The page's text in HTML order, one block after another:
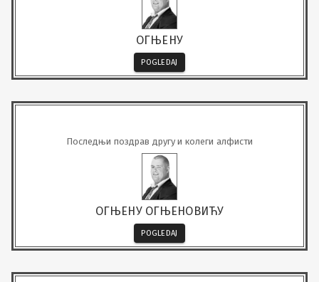
ОГЊЕНУ
POGLEDAJ
Последњи поздрав другу и колеги алфисти
ОГЊЕНУ ОГЊЕНОВИЋУ
POGLEDAJ